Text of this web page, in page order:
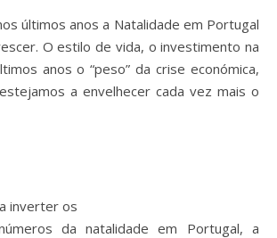
últimos anos a Natalidade em Portugal
O estilo de vida, o investimento na
anos o “peso” da crise económica,
a envelhecer cada vez mais o
inverter os
da natalidade em Portugal, a